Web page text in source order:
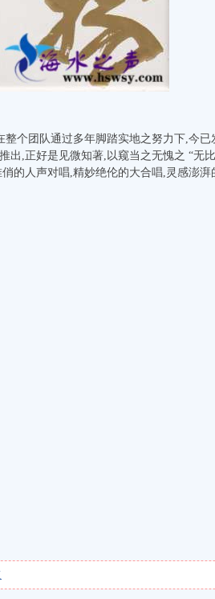
个团队通过多年脚踏实地之努力下,今
出,正好是见微知著,以窥当之无愧之 “无
的人声对唱,精妙绝伦的大合唱,灵感澎湃